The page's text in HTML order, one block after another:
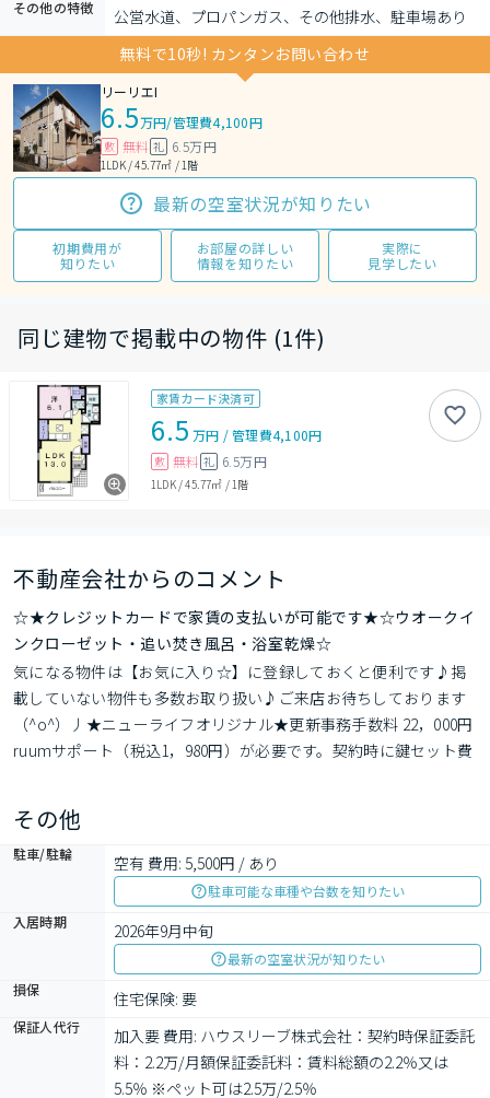
その他の特徴
公営水道、プロパンガス、その他排水、駐車場あり
無料で10秒! カンタンお問い合わせ
リーリエI
6.5万円/管理費4,100円
敷 無料 礼 6.5万円
1LDK / 45.77㎡ / 1階
最新の空室状況が知りたい
初期費用が
知りたい
お部屋の詳しい
情報を知りたい
実際に
見学したい
同じ建物で掲載中の物件 (1件)
家賃カード決済可
6.5 万円 /管理費4,100円
敷 無料 礼 6.5万円
1LDK/45.77㎡ /1階
不動産会社からのコメント
☆★クレジットカードで家賃の支払いが可能です★☆ウオークイ
ンクローゼット・追い焚き風呂・浴室乾燥☆
気になる物件は【お気に入り☆】に登録しておくと便利です♪掲
載していない物件も多数お取り扱い♪ご来店お待ちしております
（^o^）丿★ニューライフオリジナル★更新事務手数料 22，000円
ruumサポート（税込1，980円）が必要です。契約時に鍵セット費
その他
駐車/駐輪 空有 費用: 5,500円 / あり
駐車可能な車種や台数を知りたい
入居時期
2026年9月中旬
最新の空室状況が知りたい
損保
住宅保険: 要
保証人代行
加入要 費用: ハウスリーブ株式会社：契約時保証委託
料：2.2万/月額保証委託料：賃料総額の2.2％又は
5.5％ ※ペット可は2.5万/2.5％